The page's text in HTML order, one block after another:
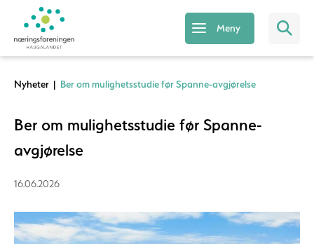
Meny
Nyheter | Ber om mulighetsstudie før Spanne-avgjørelse
Ber om mulighetsstudie før Spanne-
avgjørelse
16.06.2026